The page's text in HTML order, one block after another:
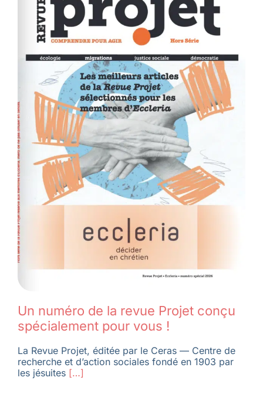
Un numéro de la revue Projet conçu
spécialement pour vous !
La Revue Projet, éditée par le Ceras — Centre de
recherche et d’action sociales fondé en 1903 par
les jésuites[…]